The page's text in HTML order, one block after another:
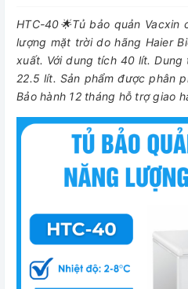
HTC-40🌟Tủ bảo quản Vacxin
lượng mặt trời do hãng Haier
xuất. Với dung tích 40 lít.
22.5 lít. Sản phẩm được phân
Bảo hành 12 tháng hỗ trợ giao